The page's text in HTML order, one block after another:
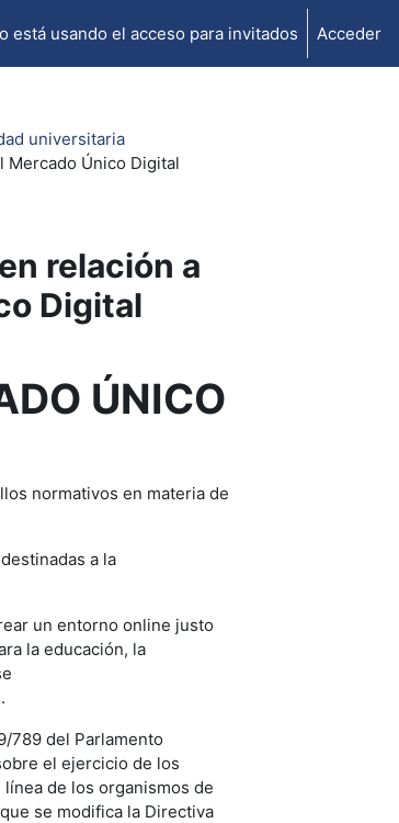
está usando el acceso para invitados Acceder
universitaria
Mercado Único Digital
relación a
Digital
ÚNICO
normativos en materia de
a la
un entorno online justo
la educación, la
789 del Parlamento
el ejercicio de los
de los organismos de
se modifica la Directiva